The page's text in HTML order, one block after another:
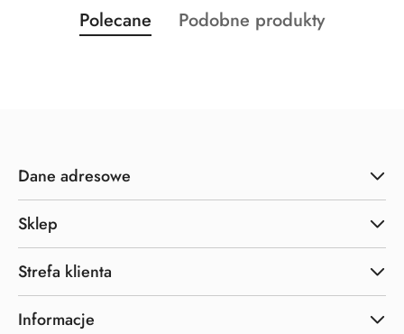
Pomiń karuzelę produktów
Produkty
o
Polecane
Produkty
Podobne produkty
Dane adresowe
Sklep
Strefa klienta
Informacje